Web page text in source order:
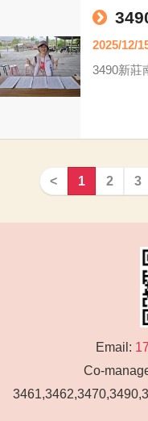
我有機會
Freda及
3490
2025/12/
3490新莊
< 1 2 3
Email:
Co-